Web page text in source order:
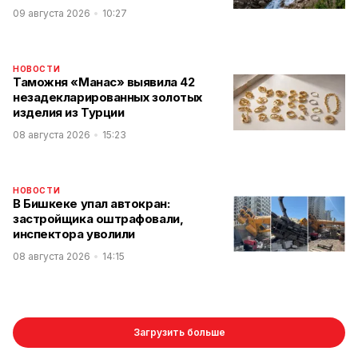
09 августа 2026 10:27
НОВОСТИ
Таможня «Манас» выявила 42
незадекларированных золотых
изделия из Турции
08 августа 2026 15:23
НОВОСТИ
В Бишкеке упал автокран:
застройщика оштрафовали,
инспектора уволили
08 августа 2026 14:15
Загрузить больше